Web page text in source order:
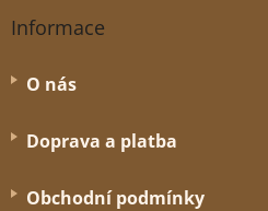
Informace
O nás
Doprava a platba
Obchodní podmínky